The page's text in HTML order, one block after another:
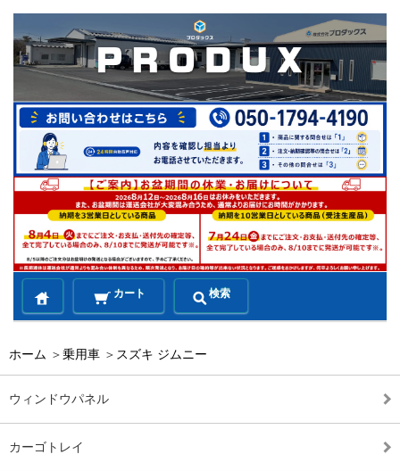
カート 検索
ホーム ＞乗用車 ＞ スズキ ジムニー
ウィンドウパネル
カーゴトレイ